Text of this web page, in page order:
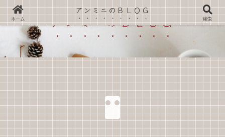
アンミニのＢＬＯＧ
ホーム
アンミニのＢＬＯＧ
検索